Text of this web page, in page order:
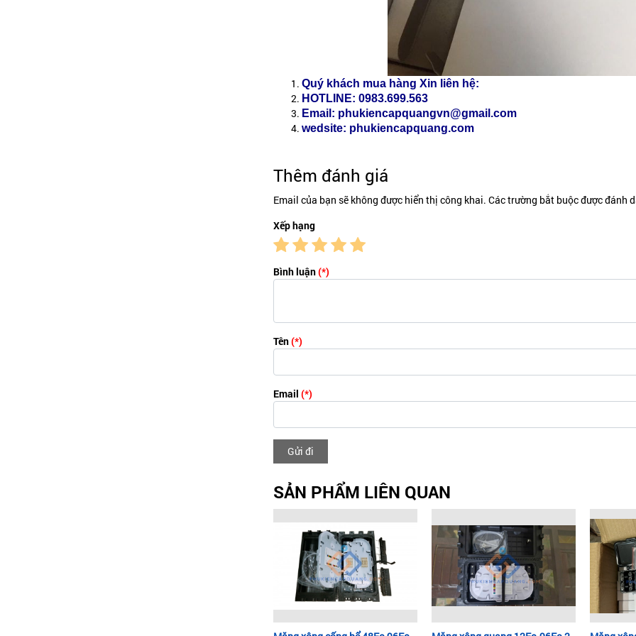
Quý khách mua hàng Xin liên hệ:
HOTLINE: 0983.699.563
Email: phukiencapquangvn@gmail.com
wedsite: phukiencapquang.com
Thêm đánh giá
Email của bạn sẽ không được hiển thị công khai. Các trường bắt buộc được đánh
Xếp hạng
Bình luận(*)
Tên(*)
Email (*)
Gửi đi
SẢN PHẨM LIÊN QUAN